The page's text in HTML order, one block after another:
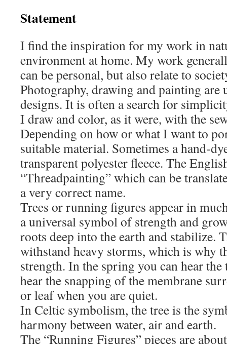
Statement
I find the inspiration for my work in
environment at home. My work
can be personal, but also relate to
Photography, drawing and painting are
designs. It is often a search for
I draw and color, as it were, with the
Depending on how or what I want to
suitable material. Sometimes a hand-
transparent polyester fleece. The
“Threadpainting” which can be
a very correct name.
Trees or running figures appear in
a universal symbol of strength and
roots deep into the earth and stabilize.
withstand heavy storms, which is why
strength. In the spring you can hear
hear the snapping of the membrane
or leaf when you are quiet.
In Celtic symbolism, the tree is the
harmony between water, air and earth.
The “Running Figures” pieces are